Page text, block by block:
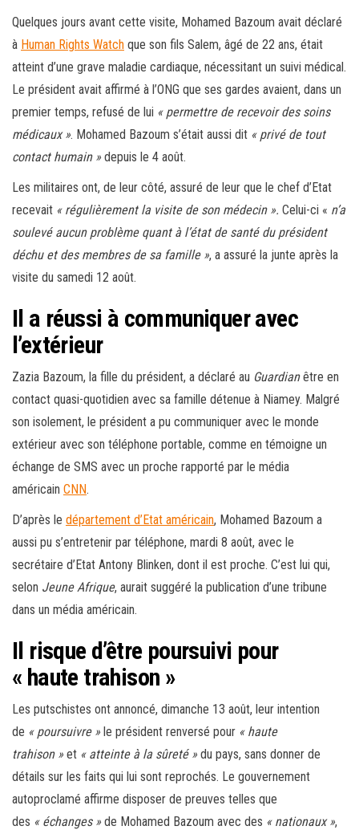
Quelques jours avant cette visite, Mohamed Bazoum avait déclaré
à Human Rights Watch que son fils Salem, âgé de 22 ans, était
atteint d’une grave maladie cardiaque, nécessitant un suivi médical.
Le président avait affirmé à l’ONG que ses gardes avaient, dans un
premier temps, refusé de lui « permettre de recevoir des soins
médicaux ». Mohamed Bazoum s’était aussi dit « privé de tout
contact humain » depuis le 4 août.
Les militaires ont, de leur côté, assuré de leur que le chef d’Etat
recevait « régulièrement la visite de son médecin ». Celui-ci « n’a
soulevé aucun problème quant à l’état de santé du président
déchu et des membres de sa famille », a assuré la junte après la
visite du samedi 12 août.
Il a réussi à communiquer avec
l’extérieur
Zazia Bazoum, la fille du président, a déclaré au Guardianêtre en
contact quasi-quotidien avec sa famille détenue à Niamey. Malgré
son isolement, le président a pu communiquer avec le monde
extérieur avec son téléphone portable, comme en témoigne un
échange de SMS avec un proche rapporté par le média
américain CNN.
D’après le département d’Etat américain, Mohamed Bazoum a
aussi pu s’entretenir par téléphone, mardi 8 août, avec le
secrétaire d’Etat Antony Blinken, dont il est proche. C’est lui qui,
selon Jeune Afrique, aurait suggéré la publication d’une tribune
dans un média américain.
Il risque d’être poursuivi pour
« haute trahison »
Les putschistes ont annoncé, dimanche 13 août, leur intention
de « poursuivre » le président renversé pour « haute
trahison » et « atteinte à la sûreté » du pays, sans donner de
détails sur les faits qui lui sont reprochés. Le gouvernement
autoproclamé affirme disposer de preuves telles que
des « échanges » de Mohamed Bazoum avec des « nationaux »,